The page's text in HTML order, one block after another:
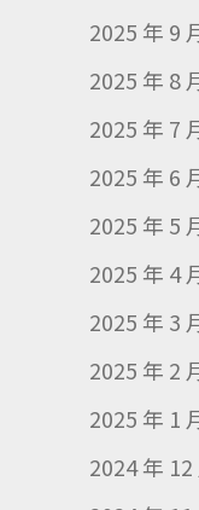
2025 年 9
2025 年 8
2025 年 7
2025 年 6
2025 年 5
2025 年 4
2025 年 3
2025 年 2
2025 年 1
2024 年 12